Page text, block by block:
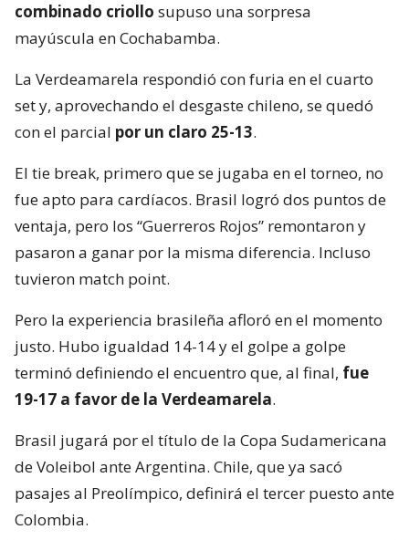
combinado criollo supuso una sorpresa
mayúscula en Cochabamba.
La Verdeamarela respondió con furia en el cuarto
set y, aprovechando el desgaste chileno, se quedó
con el parcial por un claro 25-13.
El tie break, primero que se jugaba en el torneo, no
fue apto para cardíacos. Brasil logró dos puntos de
ventaja, pero los “Guerreros Rojos” remontaron y
pasaron a ganar por la misma diferencia. Incluso
tuvieron match point.
Pero la experiencia brasileña afloró en el momento
justo. Hubo igualdad 14-14 y el golpe a golpe
terminó definiendo el encuentro que, al final, fue
19-17 a favor de la Verdeamarela.
Brasil jugará por el título de la Copa Sudamericana
de Voleibol ante Argentina. Chile, que ya sacó
pasajes al Preolímpico, definirá el tercer puesto ante
Colombia.